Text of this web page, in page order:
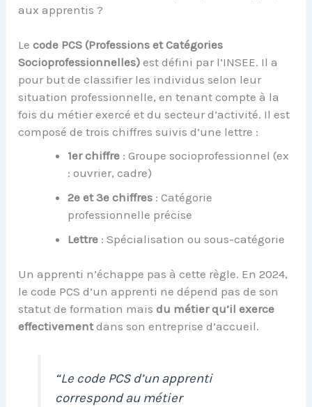
aux apprentis ?
Lecode PCS (Professions et Catégories
Socioprofessionnelles) est défini par l’INSEE. Il a
pour but de classifier les individus selon leur
situation professionnelle, en tenant compte à la
fois du métier exercé et du secteur d’activité. Il est
composé de trois chiffres suivis d’une lettre :
1er chiffre : Groupe socioprofessionnel (ex
: ouvrier, cadre)
2e et 3e chiffres : Catégorie
professionnelle précise
Lettre : Spécialisation ou sous-catégorie
Un apprenti n’échappe pas à cette règle. En 2024,
le code PCS d’un apprenti ne dépend pas de son
statut de formation maisdu métier qu’il exerce
effectivementdans son entreprise d’accueil.
“Le code PCS d’un apprenti
correspond au métier